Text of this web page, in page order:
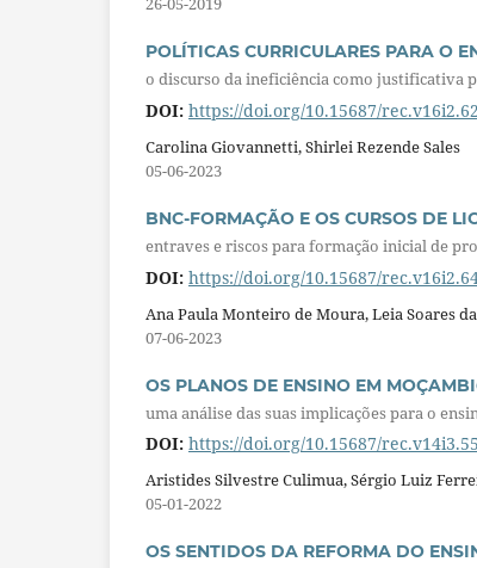
POLÍTICAS CURRICULARES PARA O
o discurso da ineficiência como justificativa
DOI: https://doi.org/10.15687/
Carolina Giovannetti, Shirlei Rezende Sales
05-06-2023
BNC-FORMAÇÃO E OS CURSOS DE
entraves e riscos para formação inicial de
DOI: https://doi.org/10.15687/
Ana Paula Monteiro de Moura, Leia Soares
07-06-2023
OS PLANOS DE ENSINO EM
uma análise das suas implicações para o
DOI: https://doi.org/10.15687/
Aristides Silvestre Culimua, Sérgio Luiz
05-01-2022
OS SENTIDOS DA REFORMA DO